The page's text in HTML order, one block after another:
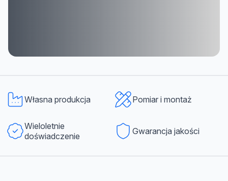
Własna produkcja Pomiar i montaż
Wieloletnie
doświadczenie
Gwarancja jakości